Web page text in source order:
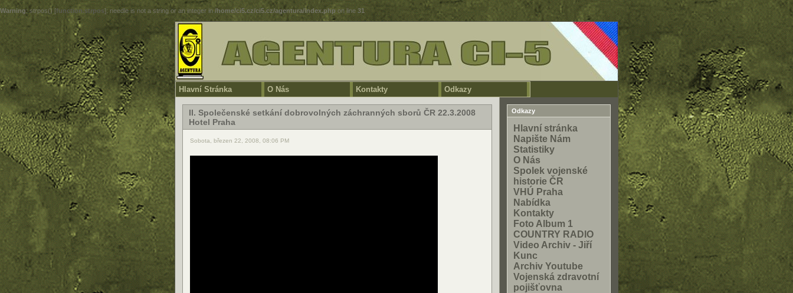
Warning: strpos() [function.strpos]: needle is not a string or an integer in/home/ci5.cz/ci5.cz/agentura/index.php on line31
Hlavní Stránka O Nás Kontakty Odkazy
II. Společenské setkání dobrovolných záchranných sborů ČR 22.3.2008
Hotel Praha
Sobota, březen 22, 2008, 08:06 PM
Odkazy
Hlavní stránka
Napište Nám
Statistiky
O Nás
Spolek vojenské
historie ČR
VHÚ Praha
Nabídka
Kontakty
Foto Album 1
COUNTRY RADIO
Video Archiv - Jiří
Kunc
Archiv Youtube
Vojenská zdravotní
pojišťovna